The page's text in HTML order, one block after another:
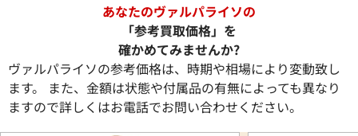
あなたのヴァルパライソの
「参考買取価格」を
確かめてみませんか?
ヴァルパライソの参考価格は、時期や相場により変動致し
ます。 また、金額は状態や付属品の有無によっても異なり
ますので詳しくはお電話でお問い合わせください。